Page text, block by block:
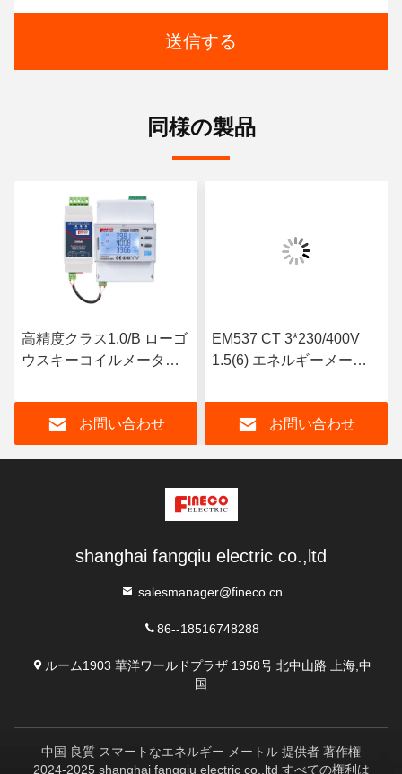
送信する
同様の製品
高精度クラス1.0/B ローゴ
ウスキーコイルメーター
お問い合わせ
EM537 CT 3*230/400V
1.5(6) エネルギーメータ
modbus パワーメーター
お問い合わせ
shanghai fangqiu electric co.,ltd
salesmanager@fineco.cn
86--18516748288
ルーム1903 華洋ワールドプラザ 1958号 北中山路 上海,中
国
中国 良質 スマートなエネルギー メートル 提供者 著作権
2024-2025 shanghai fangqiu electric co.,ltd すべての権利は